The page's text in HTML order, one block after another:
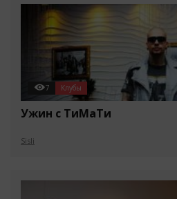
7 Клубы
Ужин с ТиМаТи
Sisli